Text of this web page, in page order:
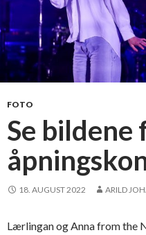
FOTO
Se bildene
18. AUGUST 2022 ARILD
Lærlingan og Anna from the